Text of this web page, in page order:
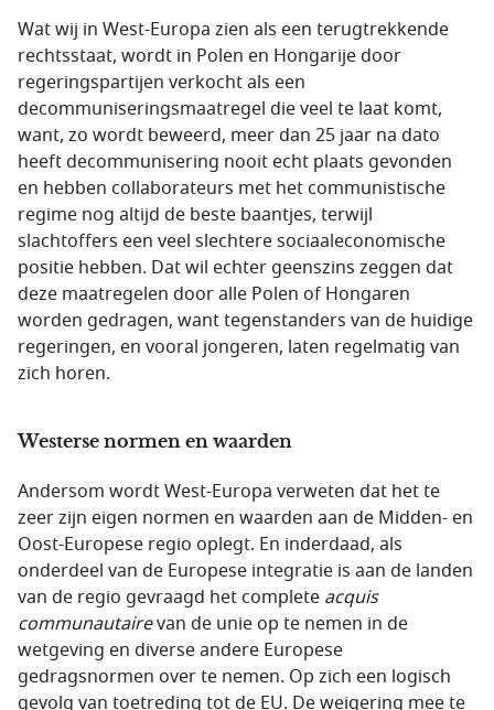
Wat wij in West-Europa zien als een terugtrekkende
rechtsstaat, wordt in Polen en Hongarije door
regeringspartijen verkocht als een
decommuniseringsmaatregel die veel te laat komt,
want, zo wordt beweerd, meer dan 25 jaar na dato
heeft decommunisering nooit echt plaats gevonden
en hebben collaborateurs met het communistische
regime nog altijd de beste baantjes, terwijl
slachtoffers een veel slechtere sociaaleconomische
positie hebben. Dat wil echter geenszins zeggen dat
deze maatregelen door alle Polen of Hongaren
worden gedragen, want tegenstanders van de huidige
regeringen, en vooral jongeren, laten regelmatig van
zich horen.
Westerse normen en waarden
Andersom wordt West-Europa verweten dat het te
zeer zijn eigen normen en waarden aan de Midden- en
Oost-Europese regio oplegt. En inderdaad, als
onderdeel van de Europese integratie is aan de landen
van de regio gevraagd het complete acquis
communautairevan de unie op te nemen in de
wetgeving en diverse andere Europese
gedragsnormen over te nemen. Op zich een logisch
gevolg van toetreding tot de EU. De weigering mee te